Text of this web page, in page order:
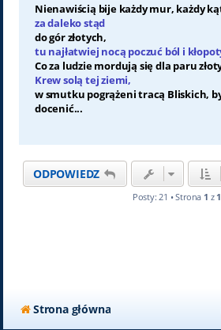
Nienawiścią bije każdy mur, każdy
za daleko stąd
do gór złotych,
tu najłatwiej nocą poczuć ból i
Co za ludzie mordują się dla paru
Krew solą tej ziemi,
w smutku pogrążeni tracą Bliskich,
docenić...
ODPOWIEDZ
Posty: 21 • Strona 1 z 1
Strona główna